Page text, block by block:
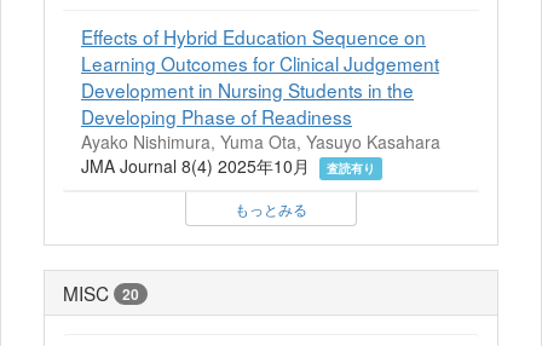
Effects of Hybrid Education Sequence on
Learning Outcomes for Clinical Judgement
Development in Nursing Students in the
Developing Phase of Readiness
Ayako Nishimura, Yuma Ota, Yasuyo Kasahara
JMA Journal 8(4) 2025年10月
査読有り
もっとみる
MISC 20